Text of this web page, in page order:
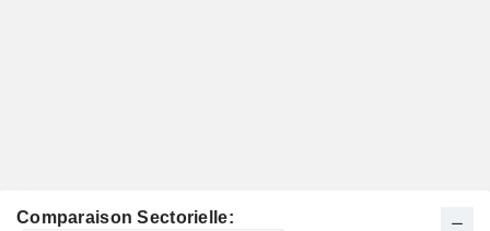
Comparaison Sectorielle: